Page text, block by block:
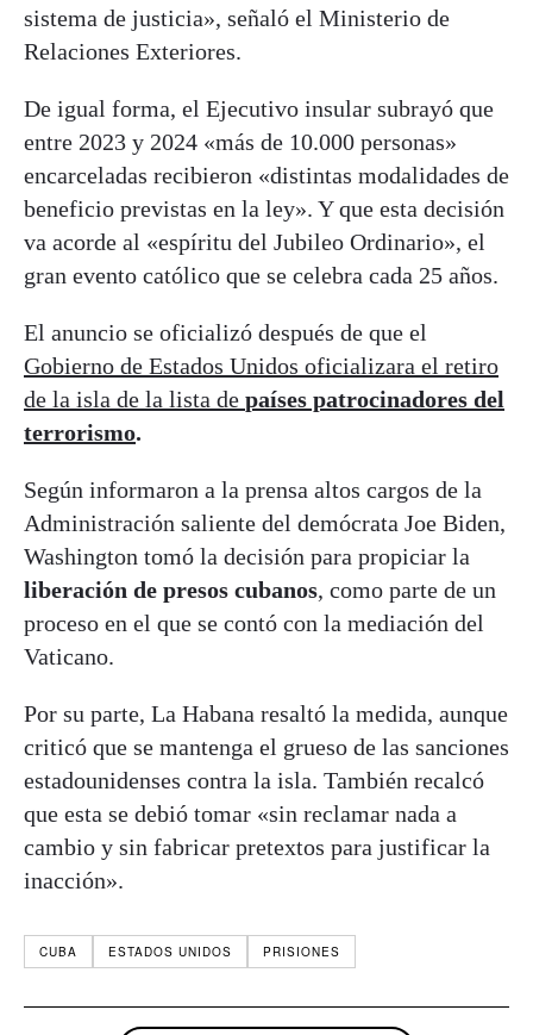
sistema de justicia», señaló el Ministerio de
Relaciones Exteriores.
De igual forma, el Ejecutivo insular subrayó que
entre 2023 y 2024 «más de 10.000 personas»
encarceladas recibieron «distintas modalidades de
beneficio previstas en la ley». Y que esta decisión
va acorde al «espíritu del Jubileo Ordinario», el
gran evento católico que se celebra cada 25 años.
El anuncio se oficializó después de que el
Gobierno de Estados Unidos oficializara el retiro
de la isla de la lista de países patrocinadores del
terrorismo.
Según informaron a la prensa altos cargos de la
Administración saliente del demócrata Joe Biden,
Washington tomó la decisión para propiciar la
liberación de presos cubanos, como parte de un
proceso en el que se contó con la mediación del
Vaticano.
Por su parte, La Habana resaltó la medida, aunque
criticó que se mantenga el grueso de las sanciones
estadounidenses contra la isla. También recalcó
que esta se debió tomar «sin reclamar nada a
cambio y sin fabricar pretextos para justificar la
inacción».
CUBA ESTADOS UNIDOS PRISIONES